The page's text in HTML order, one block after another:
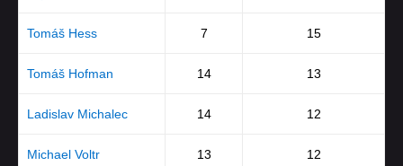
Tomáš Hess 7 15
Tomáš Hofman 14 13
Ladislav Michalec 14 12
Michael Voltr 13 12